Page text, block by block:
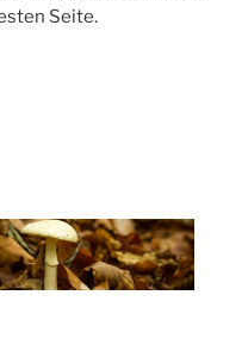
Seite.